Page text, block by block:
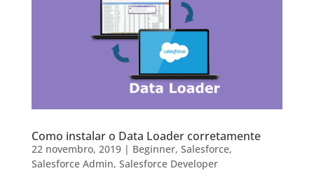
Como instalar o Data Loader corretamente
22 novembro, 2019| Beginner, Salesforce,
Salesforce Admin, Salesforce Developer